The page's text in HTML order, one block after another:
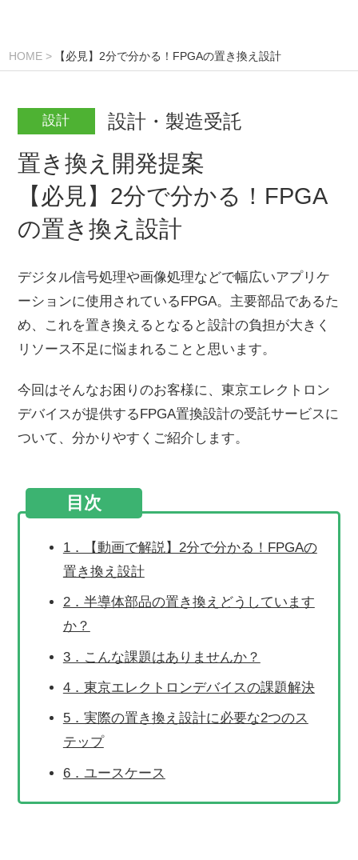
HOME 【必見】2分で分かる！FPGAの置き換え設計
設計 設計・製造受託
置き換え開発提案
【必見】2分で分かる！FPGA
の置き換え設計
デジタル信号処理や画像処理などで幅広いアプリケ
ーションに使用されているFPGA。主要部品であるた
め、これを置き換えるとなると設計の負担が大きく
リソース不足に悩まれることと思います。
今回はそんなお困りのお客様に、東京エレクトロン
デバイスが提供するFPGA置換設計の受託サービスに
ついて、分かりやすくご紹介します。
目次
1．【動画で解説】2分で分かる！FPGAの
置き換え設計
2．半導体部品の置き換えどうしています
か？
3．こんな課題はありませんか？
4．東京エレクトロンデバイスの課題解決
5．実際の置き換え設計に必要な2つのス
テップ
6．ユースケース